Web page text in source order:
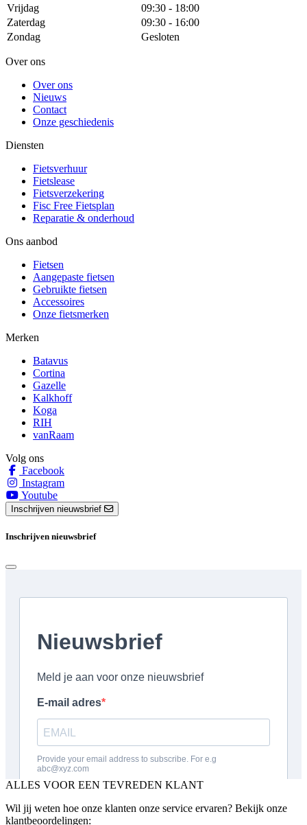
Vrijdag
09:30 - 18:00
Zaterdag
09:30 - 16:00
Zondag
Gesloten
Over ons
Over ons
Nieuws
Contact
Onze geschiedenis
Diensten
Fietsverhuur
Fietslease
Fietsverzekering
Fisc Free Fietsplan
Reparatie & onderhoud
Ons aanbod
Fietsen
Aangepaste fietsen
Gebruikte fietsen
Accessoires
Onze fietsmerken
Merken
Batavus
Cortina
Gazelle
Kalkhoff
Koga
RIH
vanRaam
Volg ons
Facebook
Instagram
Youtube
Inschrijven nieuwsbrief
Inschrijven nieuwsbrief
ALLES VOOR EEN TEVREDEN KLANT
Wil jij weten hoe onze klanten onze service ervaren? Bekijk onze
klantbeoordelingen: